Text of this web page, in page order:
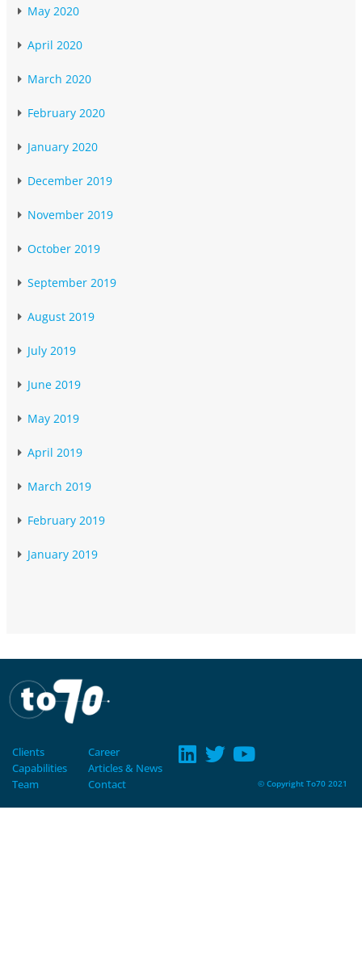
May 2020
April 2020
March 2020
February 2020
January 2020
December 2019
November 2019
October 2019
September 2019
August 2019
July 2019
June 2019
May 2019
April 2019
March 2019
February 2019
January 2019
Clients
Capabilities
Team
Career
Articles & News
Contact
© Copyright To70 2021